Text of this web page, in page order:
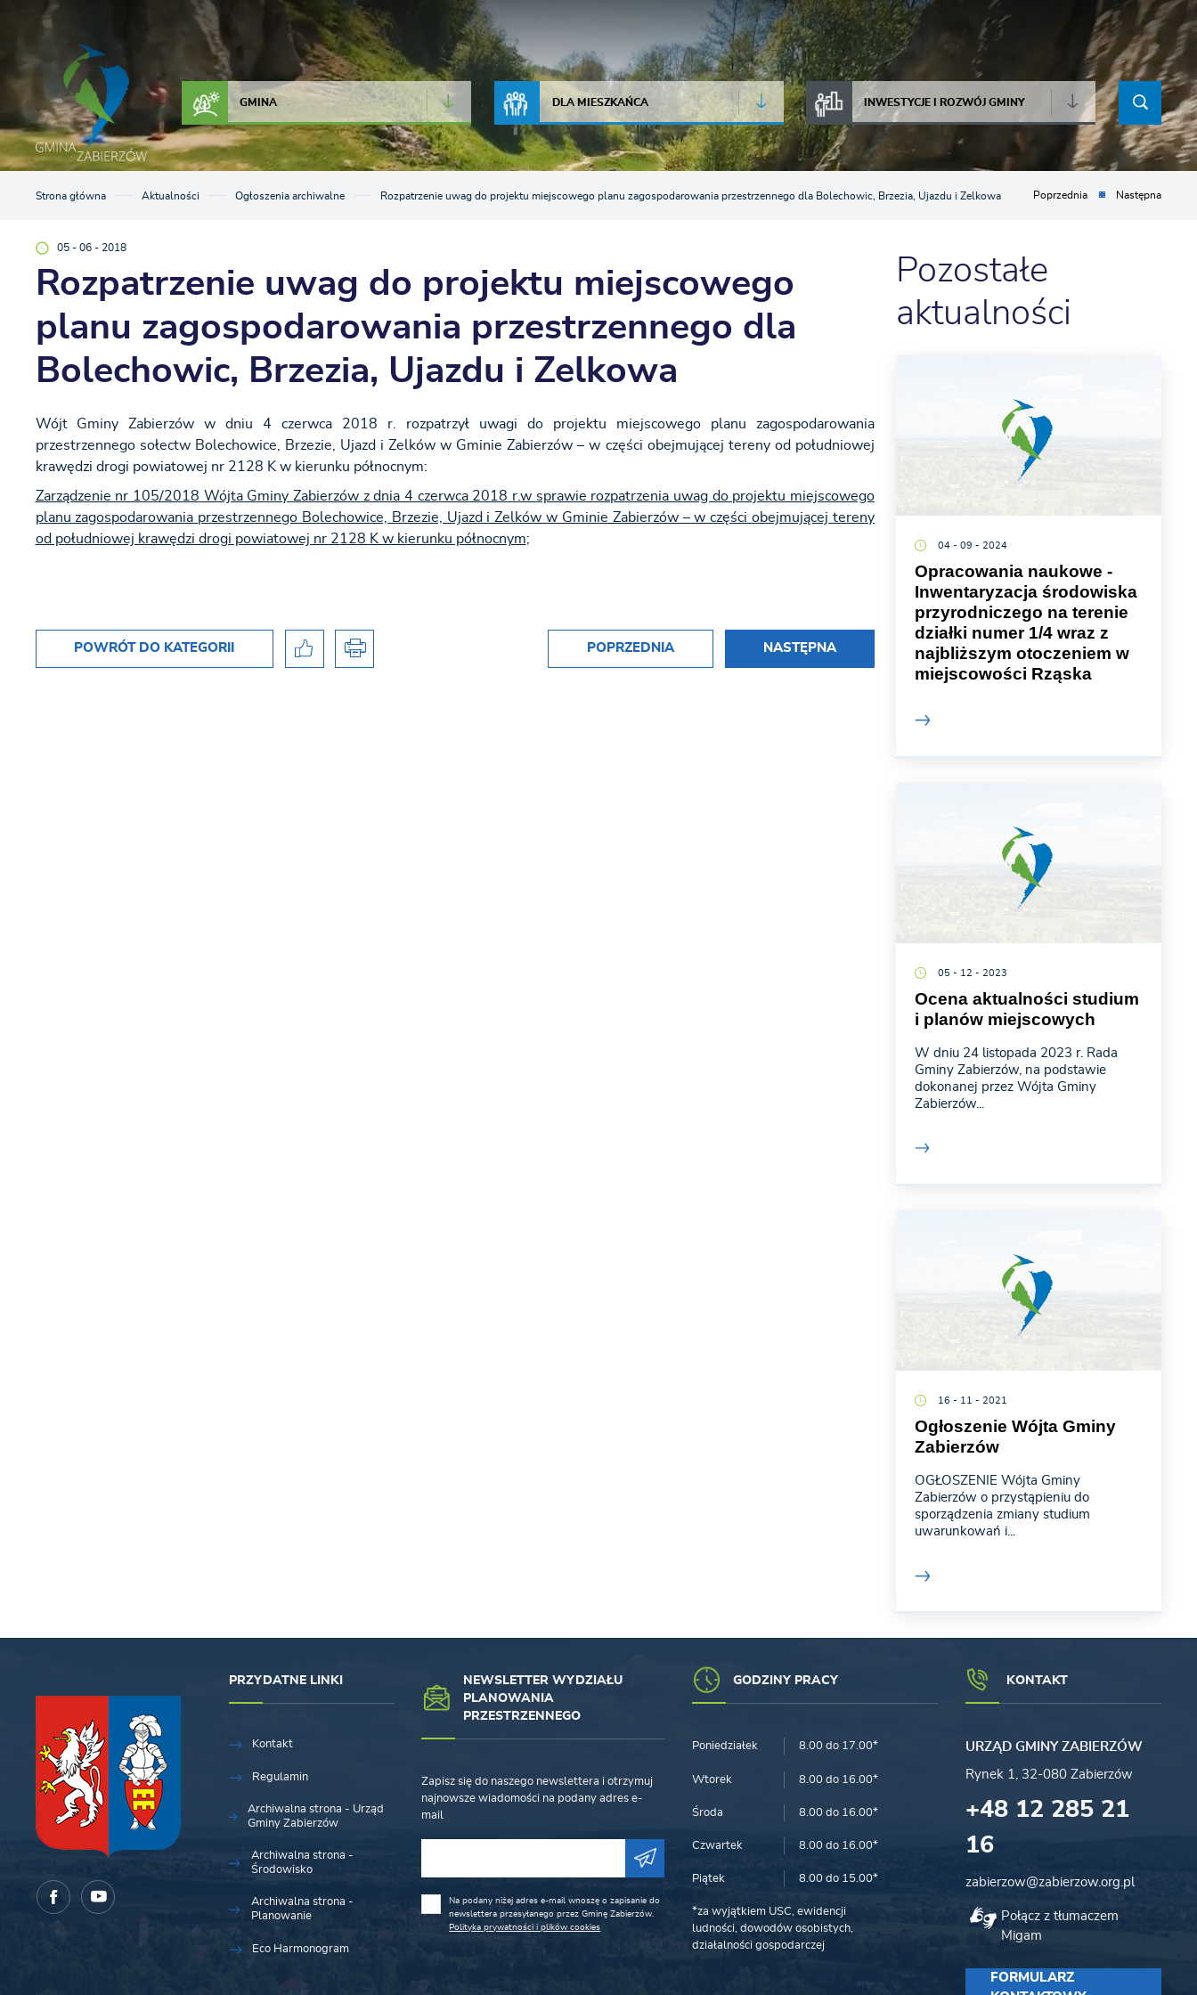
Przejdź do menu.
Przejdź do wyszukiwarki.
Przejdź do treści.
Przejdź do ustawień wielkości czcionki.
Włącz wersję kontrastową strony.
JAKOŚĆ POWIETRZA
GMINA DLA MIESZKAŃCA INWESTYCJE I ROZWÓJ GMINY
Strona główna Aktualności Ogłoszenia archiwalne Rozpatrzenie uwag do projektu miejscowego planu zagospodarowania przestrzennego dla Bolechowic, Brzezia, Ujazdu i Zelkowa Poprzednia Następna
05 - 06 - 2018
Rozpatrzenie uwag do projektu miejscowego
planu zagospodarowania przestrzennego dla
Bolechowic, Brzezia, Ujazdu i Zelkowa
Wójt Gminy Zabierzów w dniu 4 czerwca 2018 r. rozpatrzył uwagi do projektu miejscowego planu zagospodarowania
przestrzennego sołectw Bolechowice, Brzezie, Ujazd i Zelków w Gminie Zabierzów – w części obejmującej tereny od południowej
krawędzi drogi powiatowej nr 2128 K w kierunku północnym:
Zarządzenie nr 105/2018 Wójta Gminy Zabierzów z dnia 4 czerwca 2018 r.w sprawie rozpatrzenia uwag do projektu miejscowego
planu zagospodarowania przestrzennego Bolechowice, Brzezie, Ujazd i Zelków w Gminie Zabierzów – w części obejmującej tereny
od południowej krawędzi drogi powiatowej nr 2128 K w kierunku północnym;
POWRÓT DO KATEGORII POPRZEDNIA NASTĘPNA
Pozostałe
aktualności
04 - 09 - 2024
Opracowania naukowe -
Inwentaryzacja środowiska
przyrodniczego na terenie
działki numer 1/4 wraz z
najbliższym otoczeniem w
miejscowości Rząska
05 - 12 - 2023
Ocena aktualności studium
i planów miejscowych
W dniu 24 listopada 2023 r. Rada
Gminy Zabierzów, na podstawie
dokonanej przez Wójta Gminy
Zabierzów...
16 - 11 - 2021
Ogłoszenie Wójta Gminy
Zabierzów
OGŁOSZENIE Wójta Gminy
Zabierzów o przystąpieniu do
sporządzenia zmiany studium
uwarunkowań i...
PRZYDATNE LINKI
Kontakt
Regulamin
Archiwalna strona - Urząd
Gminy Zabierzów
Archiwalna strona -
Środowisko
Archiwalna strona -
Planowanie
Eco Harmonogram
NEWSLETTER WYDZIAŁU
PLANOWANIA
PRZESTRZENNEGO
Zapisz się do naszego newslettera i otrzymuj
najnowsze wiadomości na podany adres e-
mail
Na podany niżej adres e-mail wnoszę o zapisanie do
newslettera przesyłanego przez Gminę Zabierzów.
Polityka prywatności i plików cookies
GODZINY PRACY
Poniedziałek 8.00 do 17.00*
Wtorek 8.00 do 16.00*
Środa 8.00 do 16.00*
Czwartek 8.00 do 16.00*
Piątek 8.00 do 15.00*
*za wyjątkiem USC, ewidencji
ludności, dowodów osobistych,
działalności gospodarczej
KONTAKT
URZĄD GMINY ZABIERZÓW
Rynek 1, 32-080 Zabierzów
+48 12 285 21
16
zabierzow@zabierzow.org.pl
Połącz z tłumaczem
Migam
FORMULARZ